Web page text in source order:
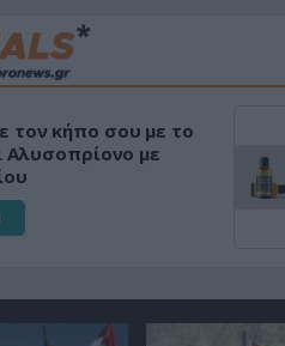
κήπο σου με το
Αλυσοπρίονο με